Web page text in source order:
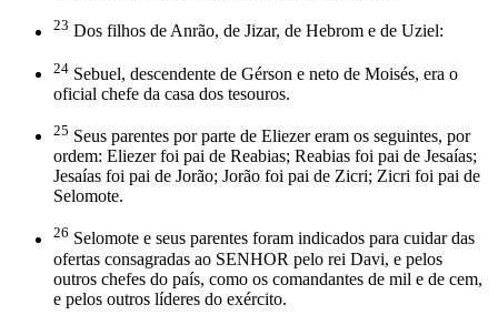
23 Dos filhos de Anrão, de Jizar, de Hebrom e de Uziel:
24 Sebuel, descendente de Gérson e neto de Moisés, era o
oficial chefe da casa dos tesouros.
25 Seus parentes por parte de Eliezer eram os seguintes, por
ordem: Eliezer foi pai de Reabias; Reabias foi pai de Jesaías;
Jesaías foi pai de Jorão; Jorão foi pai de Zicri; Zicri foi pai de
Selomote.
26 Selomote e seus parentes foram indicados para cuidar das
ofertas consagradas ao SENHOR pelo rei Davi, e pelos
outros chefes do país, como os comandantes de mil e de cem,
e pelos outros líderes do exército.